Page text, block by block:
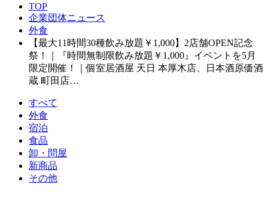
TOP
企業団体ニュース
外食
【最大11時間30種飲み放題￥1,000】2店舗OPEN記念
祭！｜『時間無制限飲み放題￥1,000』イベントを5月
限定開催！｜個室居酒屋 天日 本厚木店、日本酒原価酒
蔵 町田店…
すべて
外食
宿泊
食品
卸・問屋
新商品
その他